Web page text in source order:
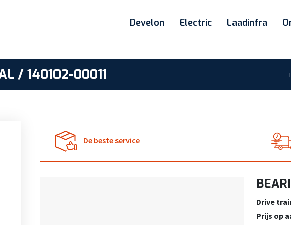
Develon Electric Laadinfra
/ 140102-00011
De beste service
Drive
Prijs op